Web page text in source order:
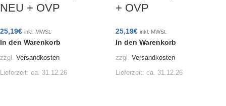
NEU + OVP
25,19€ inkl. MWSt.
In den Warenkorb
zzgl. Versandkosten
Lieferzeit: ca. 31.12.26
+ OVP
25,19€ inkl. MWSt.
In den Warenkorb
zzgl. Versandkosten
Lieferzeit: ca. 31.12.26